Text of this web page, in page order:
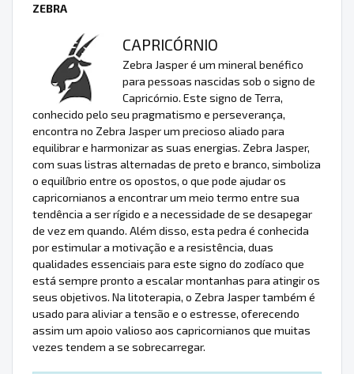
ZEBRA
CAPRICÓRNIO
Zebra Jasper é um mineral benéfico
para pessoas nascidas sob o signo de
Capricórnio. Este signo de Terra,
conhecido pelo seu pragmatismo e perseverança,
encontra no Zebra Jasper um precioso aliado para
equilibrar e harmonizar as suas energias. Zebra Jasper,
com suas listras alternadas de preto e branco, simboliza
o equilíbrio entre os opostos, o que pode ajudar os
capricornianos a encontrar um meio termo entre sua
tendência a ser rígido e a necessidade de se desapegar
de vez em quando. Além disso, esta pedra é conhecida
por estimular a motivação e a resistência, duas
qualidades essenciais para este signo do zodíaco que
está sempre pronto a escalar montanhas para atingir os
seus objetivos. Na litoterapia, o Zebra Jasper também é
usado para aliviar a tensão e o estresse, oferecendo
assim um apoio valioso aos capricornianos que muitas
vezes tendem a se sobrecarregar.